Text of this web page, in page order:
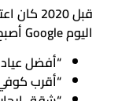
قبل
اليوم Google أصبح جزءًا من عملية اتخاذ القرار:
“أفضل
“أقرب